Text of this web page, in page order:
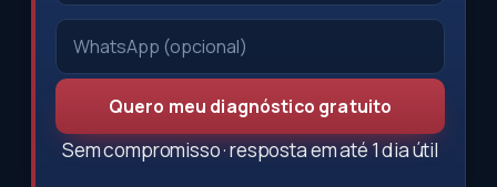
Quero meu diagnóstico gratuito
Sem compromisso · resposta em até 1 dia útil